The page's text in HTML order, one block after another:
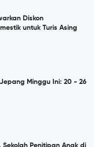
Diskon
untuk Turis Asing
Minggu Ini: 20 - 26
Sekolah Penitipan Anak di